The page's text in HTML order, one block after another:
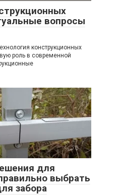
вопросы
конструкционных
роль в современной
0
для
выбрать
забора